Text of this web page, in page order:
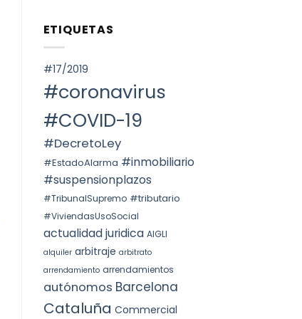
SPAIN.
АВТОНОМНОГО
ОКРУГА
en
Voto
la
STS
la
prórroga
indefinida
ETIQUETAS
#17/2019
#coronavirus
#COVID-19
#DecretoLey
#EstadoAlarma #inmobiliario
#suspensionplazos
#TribunalSupremo #tributario
#ViviendasUsoSocial
actualidad juridica AIGLI
alquiler arbitraje arbitrato
arrendamiento arrendamientos
autónomos Barcelona
Cataluña Commercial